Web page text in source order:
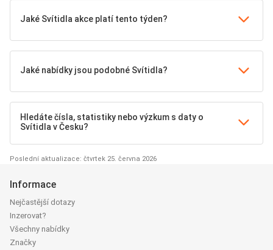
Jaké Svítidla akce platí tento týden?
Jaké nabídky jsou podobné Svítidla?
Hledáte čísla, statistiky nebo výzkum s daty o
Svítidla v Česku?
Poslední aktualizace: čtvrtek 25. června 2026
Informace
Nejčastější dotazy
Inzerovat?
Všechny nabídky
Značky